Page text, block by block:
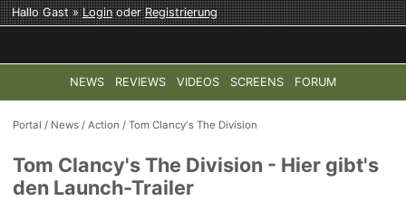
Hallo Gast »LoginoderRegistrierung
NEWS REVIEWS VIDEOS SCREENS FORUM
TOP-THEMEN: COD: MODERN WARFARE 4 HALO:
Portal / News /Action /Tom Clancy's The Division
Tom Clancy's The Division - Hier gibt's
den Launch-Trailer